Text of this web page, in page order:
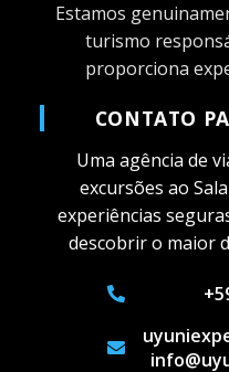
Estamos
turismo
proporciona
CONTATO
Uma agência de
excursões ao
experiências
descobrir o maior